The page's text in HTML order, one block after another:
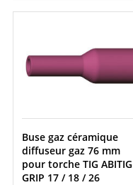
Buse gaz céramique
diffuseur gaz 76 mm
pour torche TIG ABITIG
GRIP 17 / 18 / 26